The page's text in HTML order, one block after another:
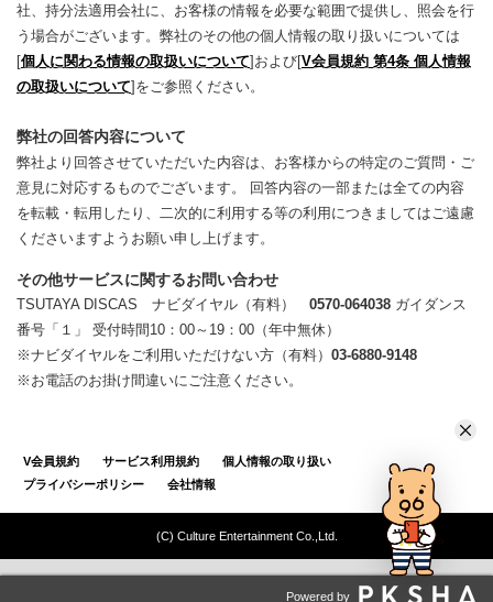
社、持分法適用会社に、お客様の情報を必要な範囲で提供し、照会を行
う場合がございます。弊社のその他の個人情報の取り扱いについては
[個人に関わる情報の取扱いについて]および[V会員規約 第4条 個人情報
の取扱いについて]をご参照ください。
弊社の回答内容について
弊社より回答させていただいた内容は、お客様からの特定のご質問・ご
意見に対応するものでございます。 回答内容の一部または全ての内容
を転載・転用したり、二次的に利用する等の利用につきましてはご遠慮
くださいますようお願い申し上げます。
その他サービスに関するお問い合わせ
TSUTAYA DISCAS ナビダイヤル（有料） 0570-064038 ガイダンス
番号「１」 受付時間10：00～19：00（年中無休）
※ナビダイヤルをご利用いただけない方（有料） 03-6880-9148
※お電話のお掛け間違いにご注意ください。
V会員規約 サービス利用規約
個人情報の取り扱い
プライバシーポリシー
会社情報
(C) Culture Entertainment Co.,Ltd.
Powered by